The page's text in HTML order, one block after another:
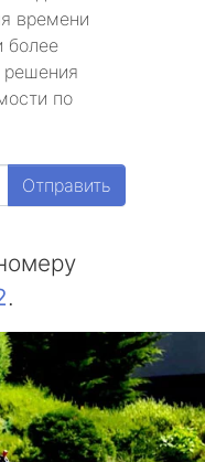
времени
более
решения
по
Отправить
.